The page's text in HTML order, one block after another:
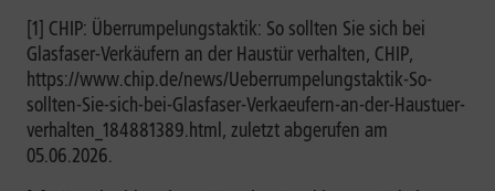
[1] CHIP: Überrumpelungstaktik: So sollten Sie sich bei
Glasfaser-Verkäufern an der Haustür verhalten, CHIP,
https://www.chip.de/news/Ueberrumpelungstaktik-So-
sollten-Sie-sich-bei-Glasfaser-Verkaeufern-an-der-Haustuer-
verhalten_184881389.html, zuletzt abgerufen am
05.06.2026.